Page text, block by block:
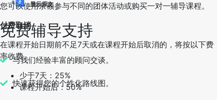
显示原文
您可以使用余额参与不同的团体活动或购买一对一辅导课程。
付费取消
在课程开始日期前不足7天或在课程开始后取消的，将按以下费
率收费。
少于7天：25%
课程开始后：50%
免费辅导支持
与我们经验丰富的顾问交谈。
快速获得您的个性化路线图。